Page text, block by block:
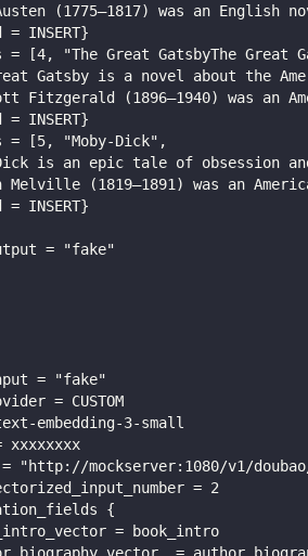
(1775–1817) was an English
= INSERT}
= [4, "The Great GatsbyThe Great
Gatsby is a novel about the
Fitzgerald (1896–1940) was an
= INSERT}
= [5, "Moby-Dick",
is an epic tale of obsession
Melville (1819–1891) was an
= INSERT}
= "fake"
= "fake"
= CUSTOM
embedding-3-small
xxxxxxxx
"http://mockserver:1080/v1/
= 2
{
= book_intro